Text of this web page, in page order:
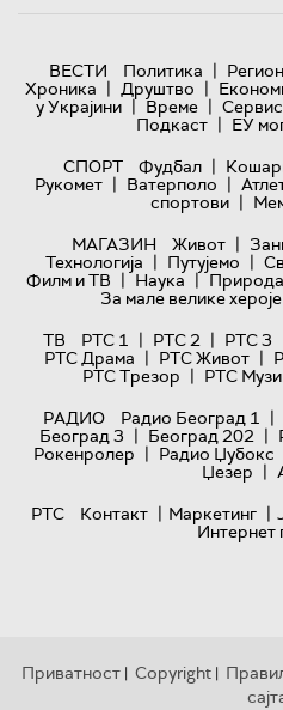
ВЕСТИ Политика | Регион
Хроника | Друштво |
у Украјини | Време |
Подкаст | ЕУ
СПОРТ
Фудбал |
Рукомет | Ватерполо |
спортови |
МАГАЗИН
Живот |
Технологијa | Путујемо |
Филм и ТВ | Наука | Природа
За мале велике хероје
ТВ
РТС 1 | РТС 2 | РТС 3
РТС Драма | РТС Живот |
РТС Трезор | РТС
РАДИО
Радио Београд 1 |
Београд 3 | Београд 202 |
Рокенролер | Радио Џубокс
Џезер |
РТС
Контакт | Маркетинг |
Интернет
Приватност | Copyright |